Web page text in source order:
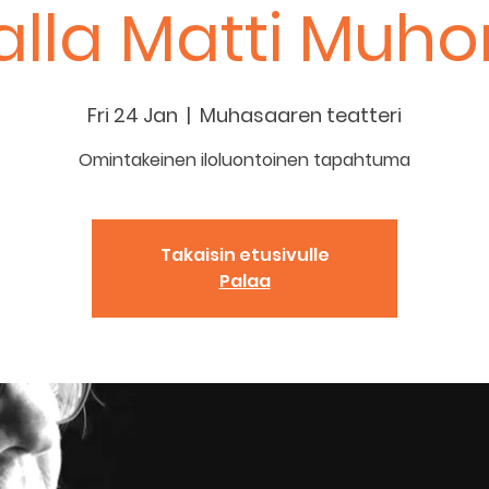
Matti
Fri 24 Jan
  |
Muhasaaren teatteri
Omintakeinen iloluontoinen tapahtuma
Takaisin etusivulle
Palaa